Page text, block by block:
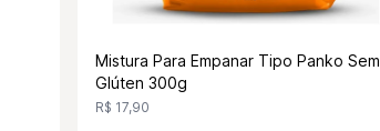
Mistura Para Empanar Tipo Panko Sem
Glúten 300g
R$ 17,90